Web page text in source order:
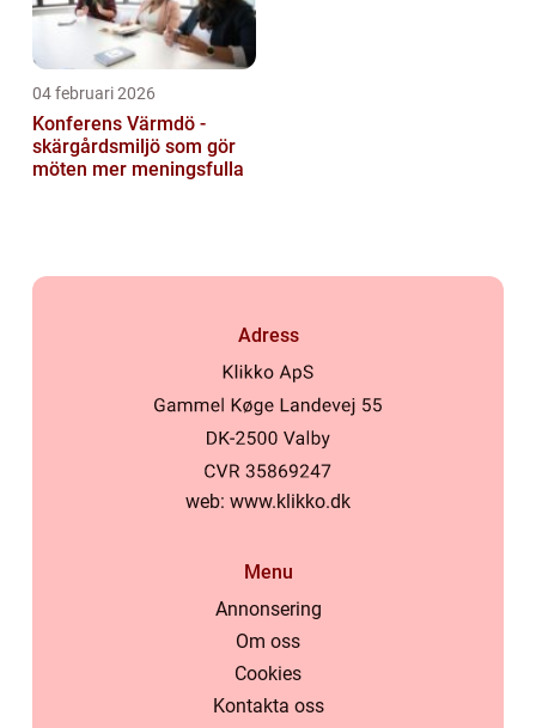
04 februari 2026
Konferens Värmdö -
skärgårdsmiljö som gör
möten mer meningsfulla
Adress
web: www.klikko.dk
Menu
Annonsering
Om oss
Cookies
Kontakta oss